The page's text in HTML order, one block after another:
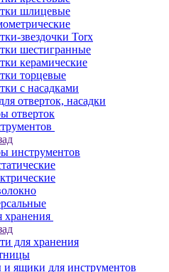
шлицевые
звездочки Torx
шестигранные
керамические
торцевые
с насадками
отверток, насадки
отверток
инструментов
хранения
для хранения
и ящики для инструментов